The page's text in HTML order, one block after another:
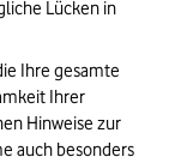
Lücken in
Ihre gesamte
Ihrer
Hinweise zur
auch besonders